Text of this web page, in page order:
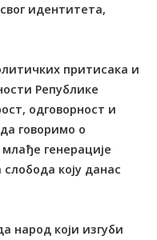
идентитета,
притисака и
Републике
одговорност и
говоримо о
генерације
коју данас
народ који изгуби